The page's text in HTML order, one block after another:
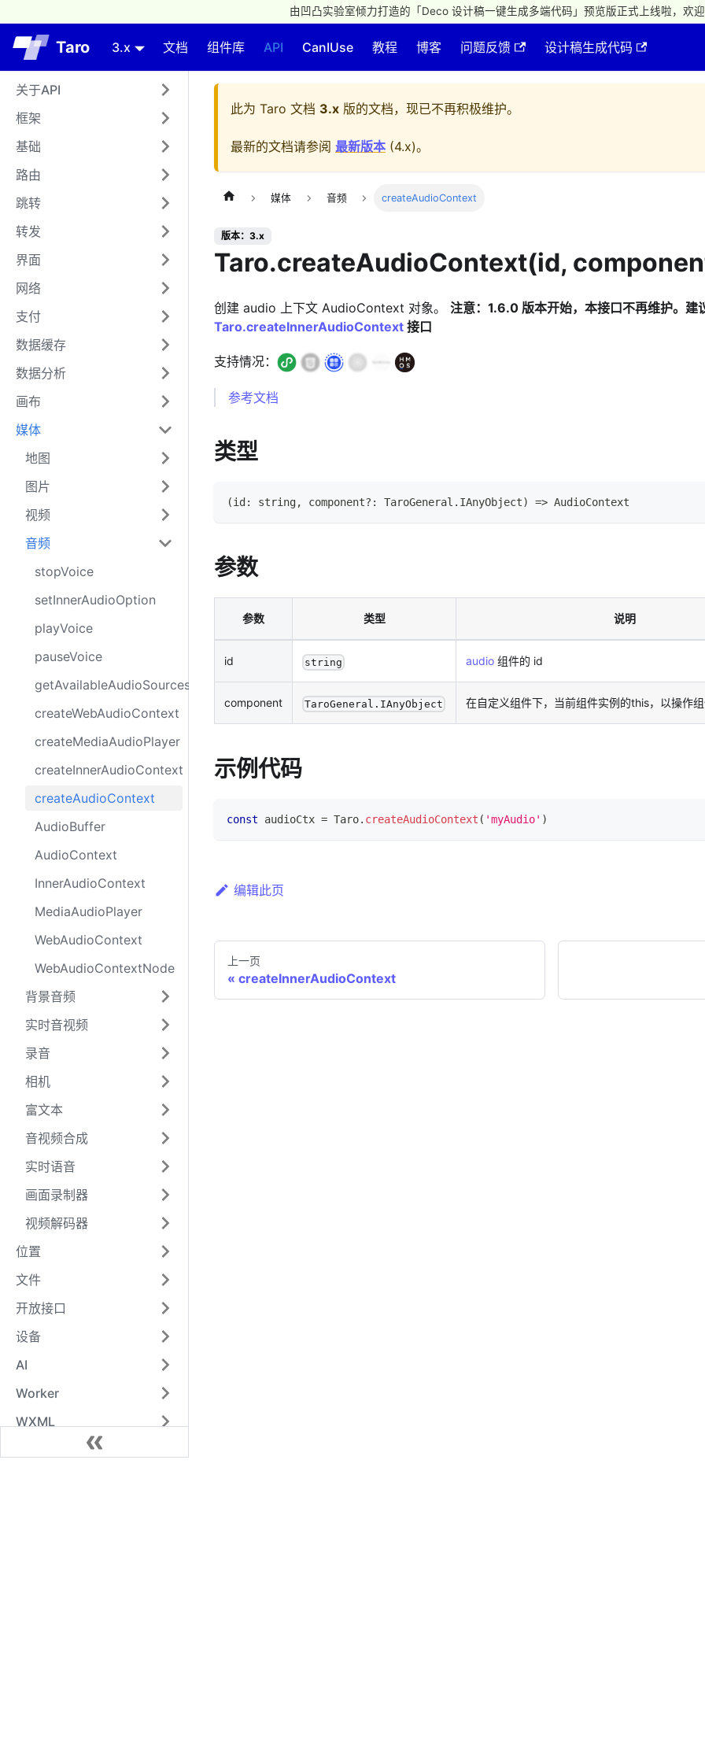
由凹凸实验室倾力打造的「Deco 设计稿一键生成多端代码」预览版正式上线啦，欢迎
Taro 3.x 文档 组件库 API CanIUse 教程 博客 问题反馈 设计稿生成代码
关于API
框架
基础
路由
跳转
转发
界面
网络
支付
数据缓存
数据分析
画布
媒体
地图
图片
视频
音频
stopVoice
setInnerAudioOption
playVoice
pauseVoice
getAvailableAudioSources
createWebAudioContext
createMediaAudioPlayer
createInnerAudioContext
createAudioContext
AudioBuffer
AudioContext
InnerAudioContext
MediaAudioPlayer
WebAudioContext
WebAudioContextNode
背景音频
实时音视频
录音
相机
富文本
音视频合成
实时语音
画面录制器
视频解码器
位置
文件
开放接口
设备
AI
Worker
WXML
此为 Taro 文档 3.x 版的文档，现已不再积极维护。
最新的文档请参阅 最新版本 (4.x)。
媒体 音频 createAudioContext
版本：3.x
Taro.createAudioContext(id,
创建 audio 上下文 AudioContext 对象。 注意：1.6.0 版本开始，本接口不再维护。建
Taro.createInnerAudioContext 接口
支持情况：
参考文档
类型
(id : string, component? : TaroGeneral . IAnyObject) => AudioContext
参数
参数 类型 说明
id string audio 组件的 id
component TaroGeneral.IAnyObject 在自定义组件下，当前组件实例的this，以操作
示例代码
const audioCtx = Taro. createAudioContext ( 'myAudio' )
编辑此页
上一页
createInnerAudioContext